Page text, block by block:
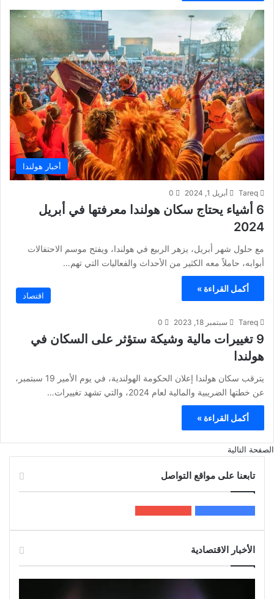
أخبار هولندا
Tareq أبريل 1, 2024 0
6 أشياء يحتاج سكان هولندا معرفتها في أبريل
2024
مع حلول شهر أبريل، يزهر الربيع في هولندا، ويفتح موسم الاحتفالات
أبوابه، حاملاً معه الكثير من الأحداث والفعاليات التي تهم…
أكمل القراءة »
اقتصاد
Tareq سبتمبر 18, 2023 0
9 تغييرات مالية وشيكة ستؤثر على السكان في
هولندا
يترقب سكان هولندا إعلان الحكومة الهولندية، في يوم الأمير 19 سبتمبر،
عن خطتها الضريبية والمالية لعام 2024، والتي تشهد تغييرات…
أكمل القراءة »
الصفحة التالية
تابعنا على مواقع التواصل
الأخبار الاقتصادية